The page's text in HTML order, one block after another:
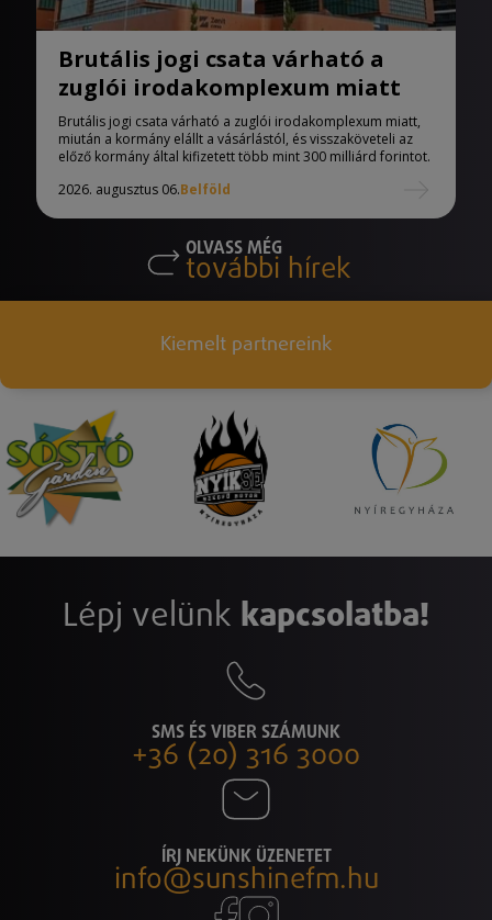
Brutális jogi csata várható a
zuglói irodakomplexum miatt
Brutális jogi csata várható a zuglói irodakomplexum miatt,
miután a kormány elállt a vásárlástól, és visszaköveteli az
előző kormány által kifizetett több mint 300 milliárd forintot.
2026. augusztus 06.Belföld
OLVASS MÉG
további hírek
Kiemelt partnereink
Lépj velünk kapcsolatba!
SMS ÉS VIBER SZÁMUNK
+36 (20) 316 3000
ÍRJ NEKÜNK ÜZENETET
info@sunshinefm.hu